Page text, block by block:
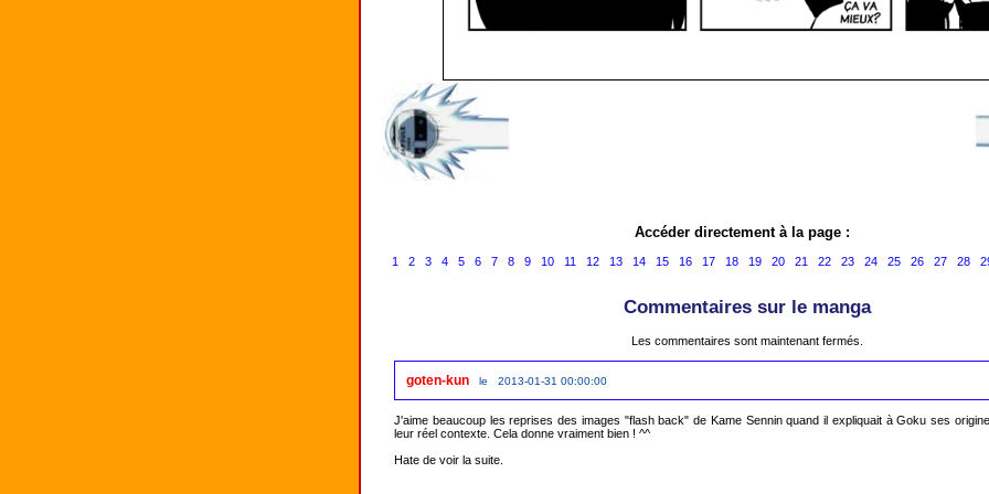
Accéder directement à la page :
1 2 3 4 5 6 7 8 9 10 11 12 13 14 15 16 17 18 19 20 21 22 23 24 25 26 27 28
Commentaires sur le manga
Les commentaires sont maintenant fermés.
goten-kun le 2013-01-31 00:00:00
J'aime beaucoup les reprises des images "flash back" de Kame Sennin quand il expliquait à Goku ses
leur réel contexte. Cela donne vraiment bien ! ^^
Hate de voir la suite.